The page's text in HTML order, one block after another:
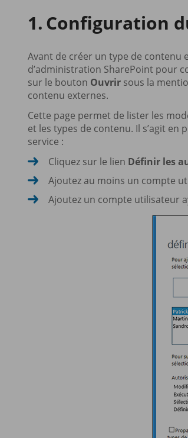
Configuration
Avant de créer un type de contenu
d’administration SharePoint pour
sur le bouton Ouvrir sous la
contenu externes.
Cette page permet de lister les
et les types de contenu. Il s’agit
service :
Cliquez sur le lien Définir les
Ajoutez au moins un compte
Ajoutez un compte utilisateur